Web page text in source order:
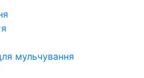
мульчування